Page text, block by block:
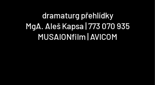
dramaturg přehlídky
MgA. Aleš Kapsa | 773 070 935
MUSAIONfilm | AVICOM